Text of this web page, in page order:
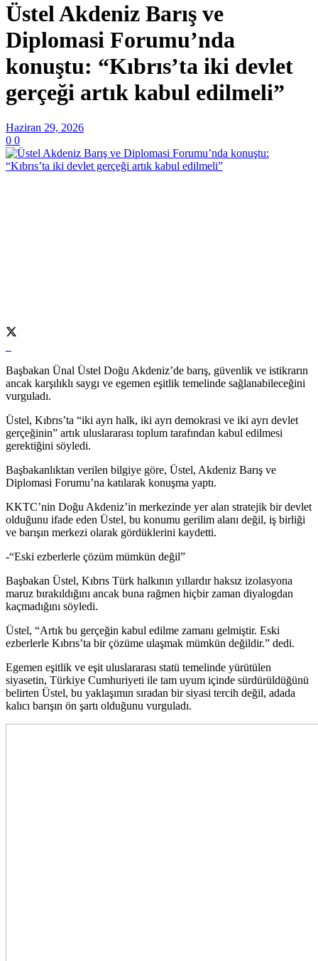
Üstel Akdeniz Barış ve
Diplomasi Forumu’nda
konuştu: “Kıbrıs’ta iki devlet
gerçeği artık kabul edilmeli”
Haziran 29, 2026
0 0
Başbakan Ünal Üstel Doğu Akdeniz’de barış, güvenlik ve istikrarın
ancak karşılıklı saygı ve egemen eşitlik temelinde sağlanabileceğini
vurguladı.
Üstel, Kıbrıs’ta “iki ayrı halk, iki ayrı demokrasi ve iki ayrı devlet
gerçeğinin” artık uluslararası toplum tarafından kabul edilmesi
gerektiğini söyledi.
Başbakanlıktan verilen bilgiye göre, Üstel, Akdeniz Barış ve
Diplomasi Forumu’na katılarak konuşma yaptı.
KKTC’nin Doğu Akdeniz’in merkezinde yer alan stratejik bir devlet
olduğunu ifade eden Üstel, bu konumu gerilim alanı değil, iş birliği
ve barışın merkezi olarak gördüklerini kaydetti.
-“Eski ezberlerle çözüm mümkün değil”
Başbakan Üstel, Kıbrıs Türk halkının yıllardır haksız izolasyona
maruz bırakıldığını ancak buna rağmen hiçbir zaman diyalogdan
kaçmadığını söyledi.
Üstel, “Artık bu gerçeğin kabul edilme zamanı gelmiştir. Eski
ezberlerle Kıbrıs’ta bir çözüme ulaşmak mümkün değildir.” dedi.
Egemen eşitlik ve eşit uluslararası statü temelinde yürütülen
siyasetin, Türkiye Cumhuriyeti ile tam uyum içinde sürdürüldüğünü
belirten Üstel, bu yaklaşımın sıradan bir siyasi tercih değil, adada
kalıcı barışın ön şartı olduğunu vurguladı.